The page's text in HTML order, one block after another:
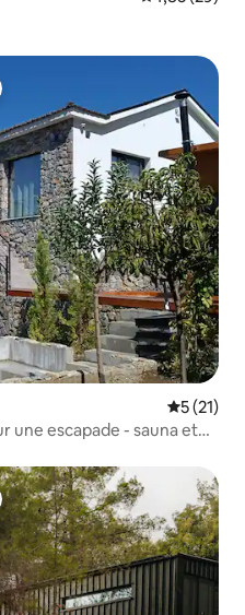
les plus aimés
Note
5 (21)
une escapade - sauna et
les plus aimés